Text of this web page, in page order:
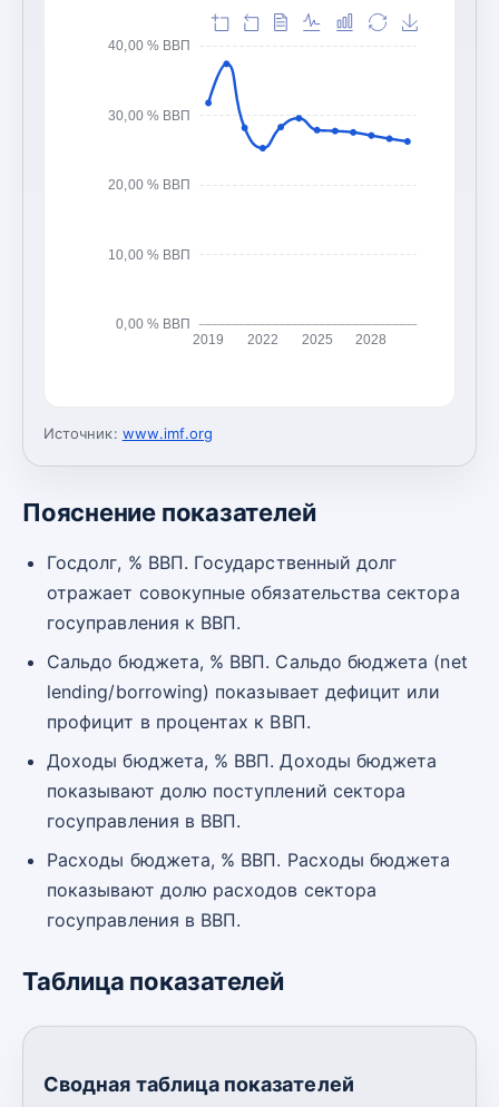
0,00 % ВВП
10,00 % ВВП
20,00 % ВВП
30,00 % ВВП
40,00 % ВВП
2019 2022 2025 2028
Источник: www.imf.org
Пояснение показателей
Госдолг, % ВВП. Государственный долг
отражает совокупные обязательства сектора
госуправления к ВВП.
Сальдо бюджета, % ВВП. Сальдо бюджета (net
lending/borrowing) показывает дефицит или
профицит в процентах к ВВП.
Доходы бюджета, % ВВП. Доходы бюджета
показывают долю поступлений сектора
госуправления в ВВП.
Расходы бюджета, % ВВП. Расходы бюджета
показывают долю расходов сектора
госуправления в ВВП.
Таблица показателей
Сводная таблица показателей